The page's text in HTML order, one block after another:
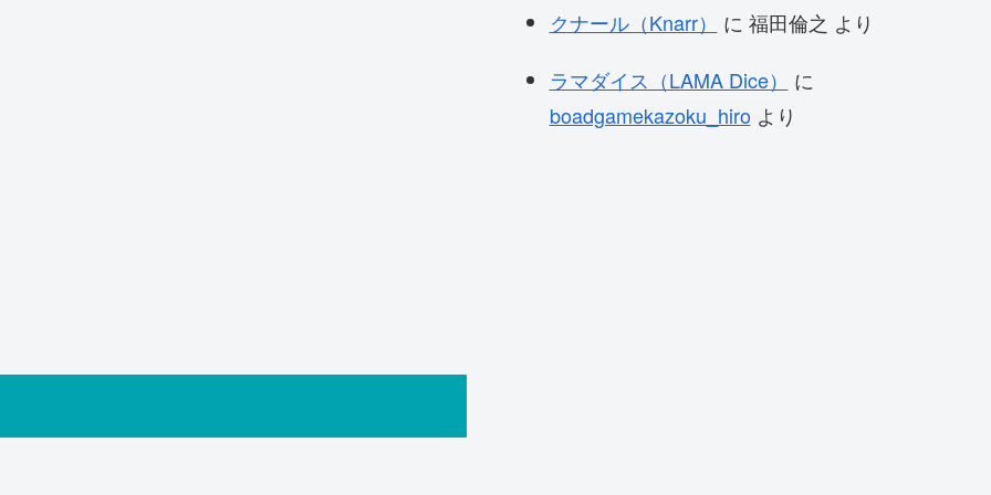
クナール（Knarr）
に 福田倫之 より
ラマダイス（LAMA Dice）
に
boadgamekazoku_hiroより